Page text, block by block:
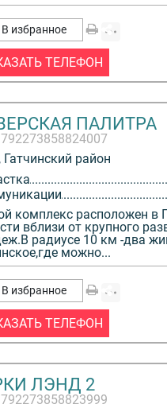
В избранное
ТЕЛЕФОН
ПАЛИТРА
район
комплекс расположен в
вблизи от крупного
радиусе 10 км -два
можно...
В избранное
ТЕЛЕФОН
ЛЭНД 2